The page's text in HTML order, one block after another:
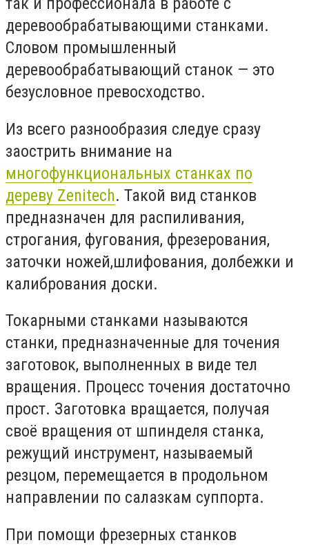
деревообрабатывающими станками.
Словом промышленный
деревообрабатывающий станок — это
безусловное превосходство.
Из всего разнообразия следуе сразу
заострить внимание на
многофункциональных станках по
дереву Zenitech. Такой вид станков
предназначен для распиливания,
строгания, фугования, фрезерования,
заточки ножей,шлифования, долбежки и
калибрования доски.
Токарными станками называются
станки, предназначенные для точения
заготовок, выполненных в виде тел
вращения. Процесс точения достаточно
прост. Заготовка вращается, получая
своё вращения от шпинделя станка,
режущий инструмент, называемый
резцом, перемещается в продольном
направлении по салазкам суппорта.
При помощи фрезерных станков